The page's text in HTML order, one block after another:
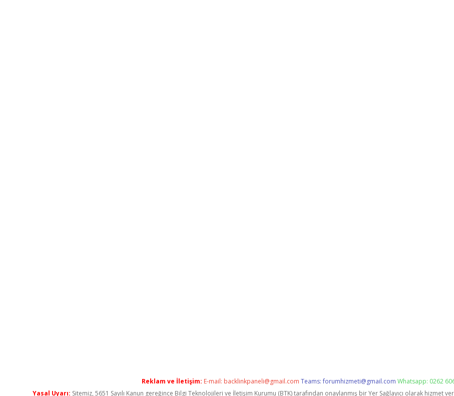
Reklam ve İletişim: E-mail: backlinkpaneli@gmail.com Teams:forumhizmeti@gmail.com Whatsapp: 0262
Yasal Uyarı: Sitemiz, 5651 Sayılı Kanun gereğince Bilgi Teknolojileri ve İletişim Kurumu (BTK) tarafından onaylanmış bir Yer Sağlayıcı olarak